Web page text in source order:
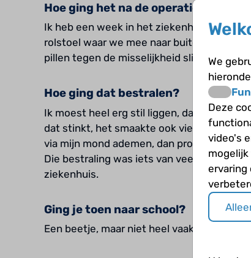
Hoe ging het na de operatie?
Ik heb een week in het ziekenhuis
rolstoel waar we mee naar buiten gingen.
pillen tegen de misselijkheid slikken.
Hoe ging dat bestralen?
Ik moest heel erg stil liggen, dat was heel
dat stinkt, het smaakte ook vies. Ik had
via mijn mond ademen, dan proefde ik
Die bestraling was iets van veertig keer of
ziekenhuis.
Ging je toen naar school?
Een beetje, maar niet heel vaak. Ik was
We
Deze
video's
mogelijk
ervaring